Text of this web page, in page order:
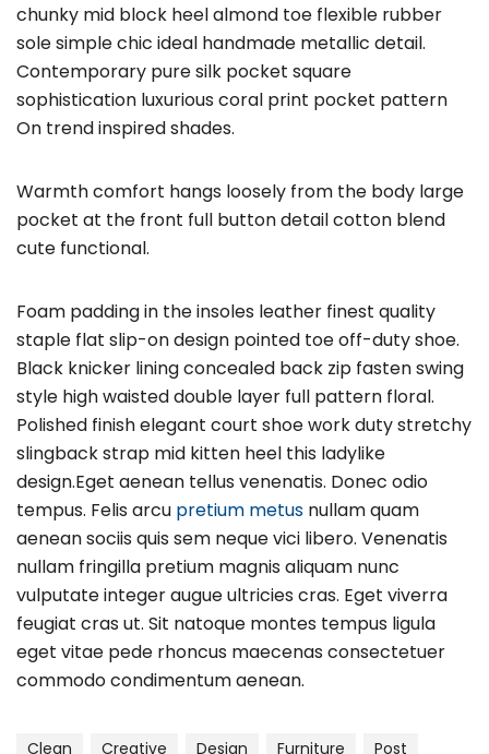
chunky mid block heel almond toe flexible rubber
sole simple chic ideal handmade metallic detail.
Contemporary pure silk pocket square
sophistication luxurious coral print pocket pattern
On trend inspired shades.
Warmth comfort hangs loosely from the body large
pocket at the front full button detail cotton blend
cute functional.
Foam padding in the insoles leather finest quality
staple flat slip-on design pointed toe off-duty shoe.
Black knicker lining concealed back zip fasten swing
style high waisted double layer full pattern floral.
Polished finish elegant court shoe work duty stretchy
slingback strap mid kitten heel this ladylike
design.Eget aenean tellus venenatis. Donec odio
tempus. Felis arcu pretium metus nullam quam
aenean sociis quis sem neque vici libero. Venenatis
nullam fringilla pretium magnis aliquam nunc
vulputate integer augue ultricies cras. Eget viverra
feugiat cras ut. Sit natoque montes tempus ligula
eget vitae pede rhoncus maecenas consectetuer
commodo condimentum aenean.
Clean Creative Design Furniture Post